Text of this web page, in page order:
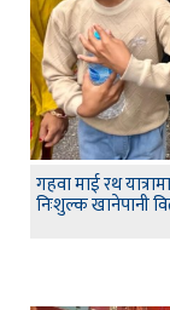
गहवा माई रथ
निःशुल्क खानेपानी